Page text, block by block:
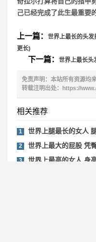
己已经完成了此生最重要
上一篇：
世界上最长的头
更长)
下一篇： 世界上最长头
免责声明：本站所有资源均
转载注明出处： https://
相关推荐
1 世界上腿最长的女人
2 世界上最大的屁股 凭
3 世界上最高的女人 身